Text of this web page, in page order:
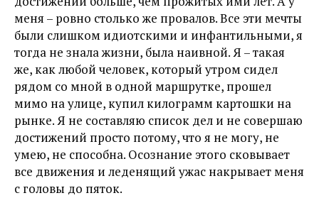
меня – ровно столько же провалов. Все эти мечты
были слишком идиотскими и инфантильными, я
тогда не знала жизни, была наивной. Я – такая
же, как любой человек, который утром сидел
рядом со мной в одной маршрутке, прошел
мимо на улице, купил килограмм картошки на
рынке. Я не составляю список дел и не совершаю
достижений просто потому, что я не могу, не
умею, не способна. Осознание этого сковывает
все движения и леденящий ужас накрывает меня
с головы до пяток.